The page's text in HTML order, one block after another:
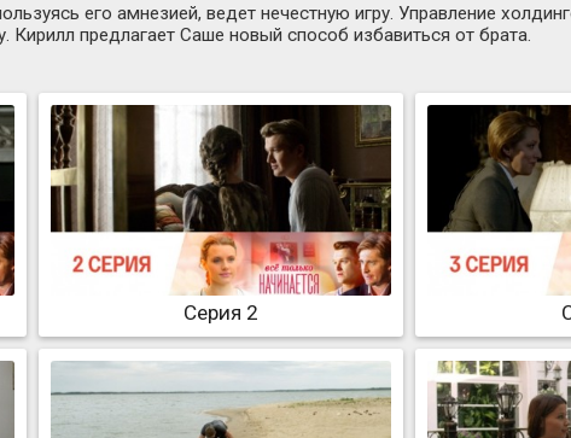
его амнезией, ведет нечестную игру. Управление
Кирилл предлагает Саше новый способ избавиться от брата.
Серия 2